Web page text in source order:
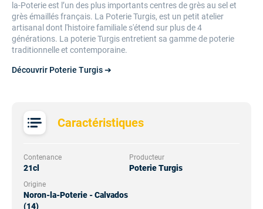
Caractéristiques
Contenance
21cl
Producteur
Poterie Turgis
Origine
Noron-la-Poterie - Calvados
(14)
la-Poterie est l’un des plus importants centres de grès au sel et
grès émaillés français. La Poterie Turgis, est un petit atelier
artisanal dont l'histoire familiale s'étend sur plus de 4
générations. La poterie Turgis entretient sa gamme de poterie
traditionnelle et contemporaine.
Découvrir Poterie Turgis ➔